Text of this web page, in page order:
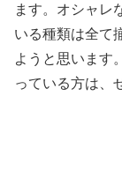
ます。オシャレ
いる種類は全て
ようと思います
っている方は、